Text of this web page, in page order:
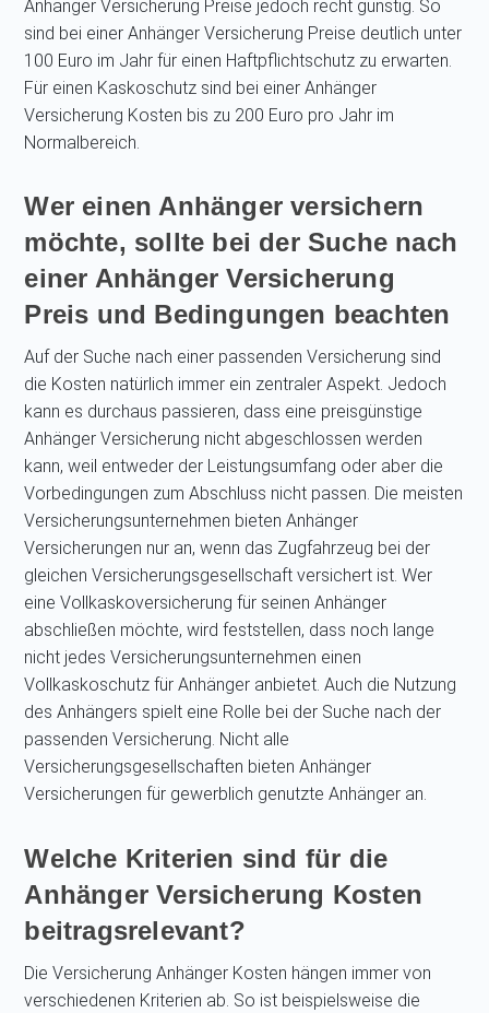
Anhänger Versicherung Preise jedoch recht günstig. So
sind bei einer Anhänger Versicherung Preise deutlich unter
100 Euro im Jahr für einen Haftpflichtschutz zu erwarten.
Für einen Kaskoschutz sind bei einer Anhänger
Versicherung Kosten bis zu 200 Euro pro Jahr im
Normalbereich.
Wer einen Anhänger versichern
möchte, sollte bei der Suche nach
einer Anhänger Versicherung
Preis und Bedingungen beachten
Auf der Suche nach einer passenden Versicherung sind
die Kosten natürlich immer ein zentraler Aspekt. Jedoch
kann es durchaus passieren, dass eine preisgünstige
Anhänger Versicherung nicht abgeschlossen werden
kann, weil entweder der Leistungsumfang oder aber die
Vorbedingungen zum Abschluss nicht passen. Die meisten
Versicherungsunternehmen bieten Anhänger
Versicherungen nur an, wenn das Zugfahrzeug bei der
gleichen Versicherungsgesellschaft versichert ist. Wer
eine Vollkaskoversicherung für seinen Anhänger
abschließen möchte, wird feststellen, dass noch lange
nicht jedes Versicherungsunternehmen einen
Vollkaskoschutz für Anhänger anbietet. Auch die Nutzung
des Anhängers spielt eine Rolle bei der Suche nach der
passenden Versicherung. Nicht alle
Versicherungsgesellschaften bieten Anhänger
Versicherungen für gewerblich genutzte Anhänger an.
Welche Kriterien sind für die
Anhänger Versicherung Kosten
beitragsrelevant?
Die Versicherung Anhänger Kosten hängen immer von
verschiedenen Kriterien ab. So ist beispielsweise die